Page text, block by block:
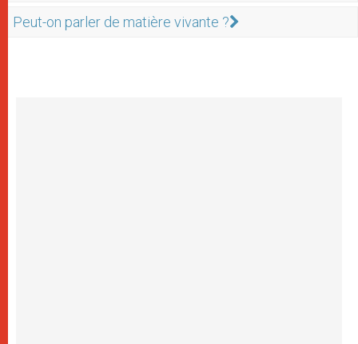
Peut-on parler de matière vivante ?